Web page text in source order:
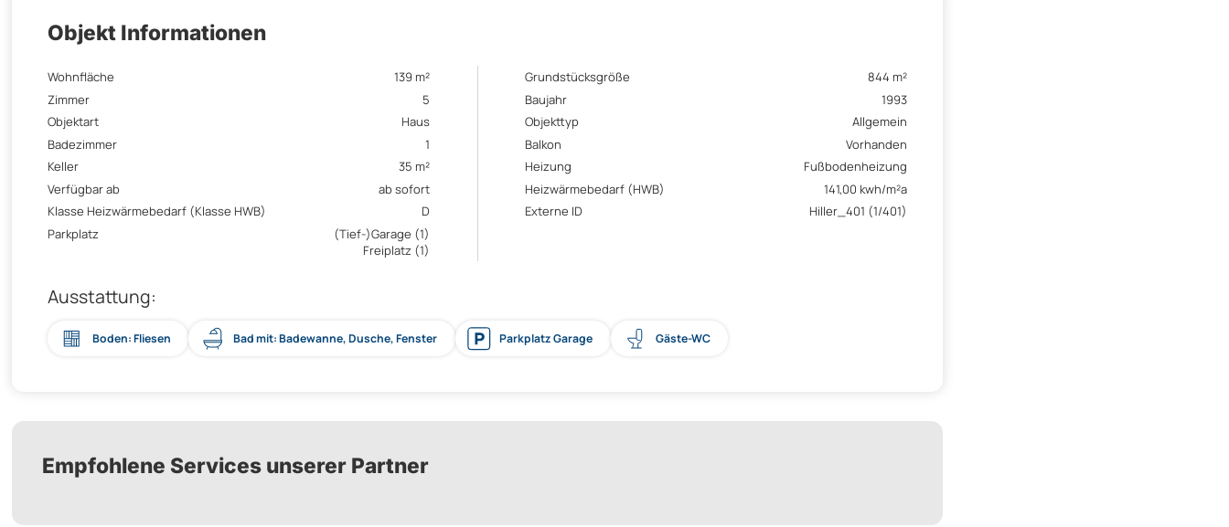
Objekt Informationen
Wohnfläche 139 m² Grundstücksgröße
844 m²
Zimmer
5 Baujahr
1993
Objektart
Haus Objekttyp
Allgemein
Badezimmer
1 Balkon
Vorhanden
Keller
35 m² Heizung
Fußbodenheizung
Verfügbar ab
ab sofort Heizwärmebedarf (HWB)
141,00 kwh/m²a
Klasse Heizwärmebedarf (Klasse HWB)
D Externe ID
Hiller_401 (1/401)
Parkplatz
(Tief-)Garage (1)
Freiplatz (1)
Ausstattung:
Boden: Fliesen Bad mit: Badewanne, Dusche, Fenster Parkplatz Garage Gäste-WC
Empfohlene Services unserer Partner